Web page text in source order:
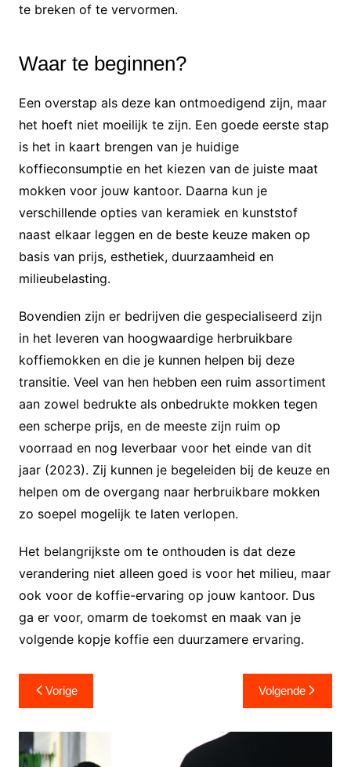
te breken of te vervormen.
Waar te beginnen?
Een overstap als deze kan ontmoedigend zijn, maar
het hoeft niet moeilijk te zijn. Een goede eerste stap
is het in kaart brengen van je huidige
koffieconsumptie en het kiezen van de juiste maat
mokken voor jouw kantoor. Daarna kun je
verschillende opties van keramiek en kunststof
naast elkaar leggen en de beste keuze maken op
basis van prijs, esthetiek, duurzaamheid en
milieubelasting.
Bovendien zijn er bedrijven die gespecialiseerd zijn
in het leveren van hoogwaardige herbruikbare
koffiemokken en die je kunnen helpen bij deze
transitie. Veel van hen hebben een ruim assortiment
aan zowel bedrukte als onbedrukte mokken tegen
een scherpe prijs, en de meeste zijn ruim op
voorraad en nog leverbaar voor het einde van dit
jaar (2023). Zij kunnen je begeleiden bij de keuze en
helpen om de overgang naar herbruikbare mokken
zo soepel mogelijk te laten verlopen.
Het belangrijkste om te onthouden is dat deze
verandering niet alleen goed is voor het milieu, maar
ook voor de koffie-ervaring op jouw kantoor. Dus
ga er voor, omarm de toekomst en maak van je
volgende kopje koffie een duurzamere ervaring.
Berichtnavigatie
Vorige Volgende